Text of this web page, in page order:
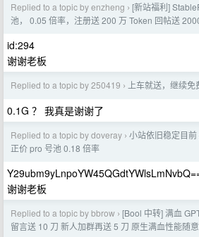
Replied to a topic by enzheng › [新站福利]
池， 0.05 倍率，注册送 200 万 Token 回帖送
id:294
谢谢老板
Replied to a topic by 250419 › 上车就送，继续
0.1G ？ 我真是谢谢了
Replied to a topic by doveray › 小站依旧稳定目前
正价 pro 号池 0.18 倍率
谢谢老板
Replied to a topic by bbrow › [Bool 中转] 满血
留言送 10 刀 新人加群再送 5 刀 原生满血性能随